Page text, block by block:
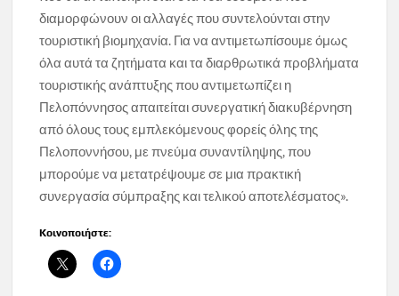
διαμορφώνουν οι αλλαγές που συντελούνται στην
τουριστική βιομηχανία. Για να αντιμετωπίσουμε όμως
όλα αυτά τα ζητήματα και τα διαρθρωτικά προβλήματα
τουριστικής ανάπτυξης που αντιμετωπίζει η
Πελοπόννησος απαιτείται συνεργατική διακυβέρνηση
από όλους τους εμπλεκόμενους φορείς όλης της
Πελοποννήσου, με πνεύμα συναντίληψης, που
μπορούμε να μετατρέψουμε σε μια πρακτική
συνεργασία σύμπραξης και τελικού αποτελέσματος».
Κοινοποιήστε: